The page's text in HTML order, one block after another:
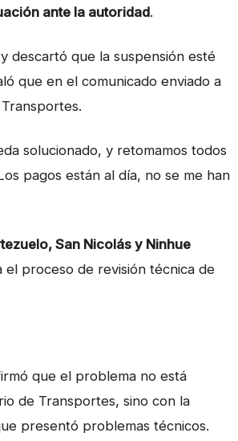
ante la autoridad.
descartó que la suspensión esté
que en el comunicado enviado a
solucionado, y retomamos todos
pagos están al día, no se me han
San Nicolás y Ninhue
el proceso de revisión técnica de
que el problema no está
de Transportes, sino con la
presentó problemas técnicos.